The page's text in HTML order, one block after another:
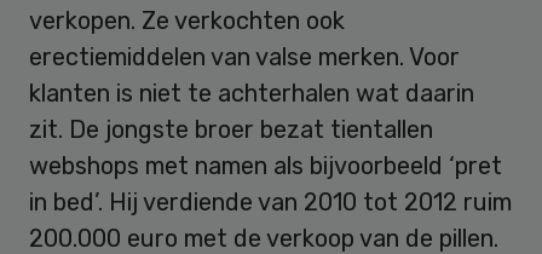
verkopen. Ze verkochten ook
erectiemiddelen van valse merken. Voor
klanten is niet te achterhalen wat daarin
zit. De jongste broer bezat tientallen
webshops met namen als bijvoorbeeld ‘pret
in bed’. Hij verdiende van 2010 tot 2012 ruim
200.000 euro met de verkoop van de pillen.